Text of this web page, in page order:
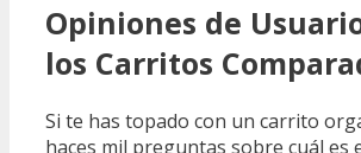
Opiniones de
los Carritos
Si te has topado con un carrito
haces mil preguntas sobre cuál es